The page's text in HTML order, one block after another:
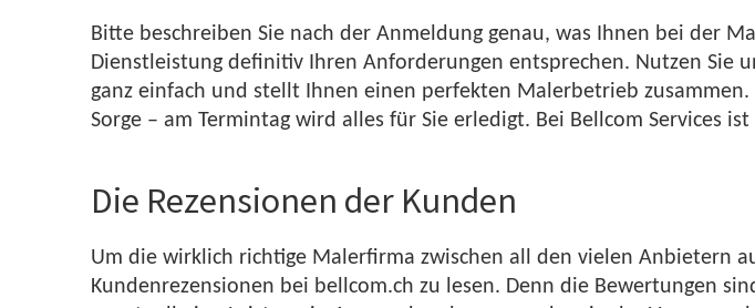
Bitte beschreiben Sie nach der Anmeldung genau, was Ihnen bei der
Dienstleistung definitiv Ihren Anforderungen entsprechen. Nutzen Sie
ganz einfach und stellt Ihnen einen perfekten Malerbetrieb
Sorge – am Termintag wird alles für Sie erledigt. Bei Bellcom Services
Die Rezensionen der Kunden
Um die wirklich richtige Malerfirma zwischen all den vielen Anbietern
Kundenrezensionen bei bellcom.ch zu lesen. Denn die Bewertungen